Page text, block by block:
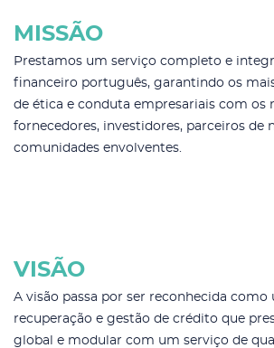
MISSÃO
Prestamos um serviço completo e
financeiro português, garantindo os
de ética e conduta empresariais com os
fornecedores, investidores, parceiros de
comunidades envolventes.
VISÃO
A visão passa por ser reconhecida como
recuperação e gestão de crédito que
global e modular com um serviço de